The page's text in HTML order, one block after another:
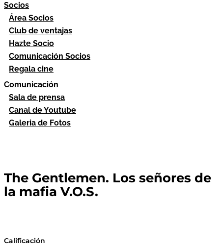
Socios
Área Socios
Club de ventajas
Hazte Socio
Comunicación Socios
Regala cine
Comunicación
Sala de prensa
Canal de Youtube
Galeria de Fotos
The Gentlemen. Los señores de
la mafia V.O.S.
Calificación